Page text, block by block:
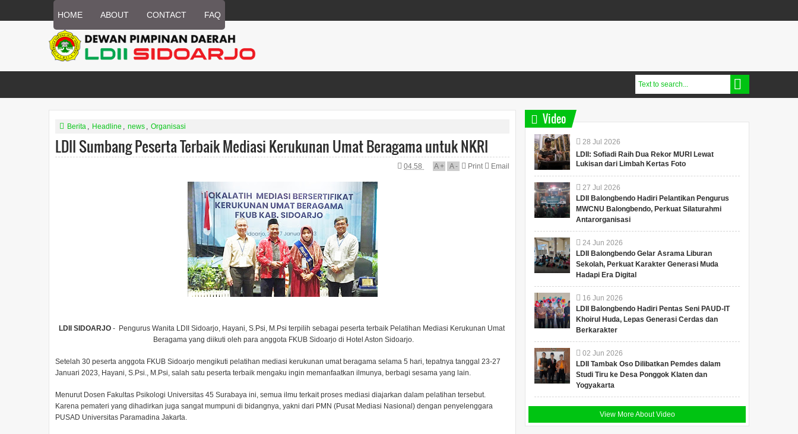
HOME ABOUT CONTACT FAQ
Berita , Headline , news , Organisasi
LDII Sumbang Peserta Terbaik Mediasi Kerukunan Umat Beragama untuk NKRI
04.58 A+ A- Print Email
LDII SIDOARJO- Pengurus Wanita LDII Sidoarjo, Hayani, S.Psi, M.Psi terpilih sebagai peserta terbaik Pelatihan Mediasi Kerukunan Umat
Beragama yang diikuti oleh para anggota FKUB Sidoarjo di Hotel Aston Sidoarjo.
Setelah 30 peserta anggota FKUB Sidoarjo mengikuti pelatihan mediasi kerukunan umat beragama selama 5 hari, tepatnya tanggal 23-27
Januari 2023, Hayani, S.Psi., M.Psi, salah satu peserta terbaik mengaku ingin memanfaatkan ilmunya, berbagi sesama yang lain.
Menurut Dosen Fakultas Psikologi Universitas 45 Surabaya ini, semua ilmu terkait proses mediasi diajarkan dalam pelatihan tersebut.
Karena pemateri yang dihadirkan juga sangat mumpuni di bidangnya, yakni dari PMN (Pusat Mediasi Nasional) dengan penyelenggara
PUSAD Universitas Paramadina Jakarta.
Video
28 Jul 2026
LDII: Sofiadi Raih Dua Rekor MURI Lewat
Lukisan dari Limbah Kertas Foto
27 Jul 2026
LDII Balongbendo Hadiri Pelantikan Pengurus
MWCNU Balongbendo, Perkuat Silaturahmi
Antarorganisasi
24 Jun 2026
LDII Balongbendo Gelar Asrama Liburan
Sekolah, Perkuat Karakter Generasi Muda
Hadapi Era Digital
16 Jun 2026
LDII Balongbendo Hadiri Pentas Seni PAUD-IT
Khoirul Huda, Lepas Generasi Cerdas dan
Berkarakter
02 Jun 2026
LDII Tambak Oso Dilibatkan Pemdes dalam
Studi Tiru ke Desa Ponggok Klaten dan
Yogyakarta
View More About Video